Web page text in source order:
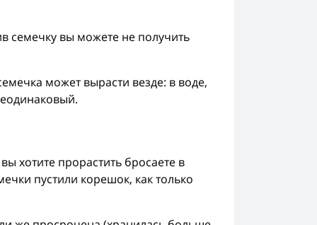
семечку вы можете не получить
может вырасти везде: в воде,
хотите прорастить бросаете в
пустили корешок, как только